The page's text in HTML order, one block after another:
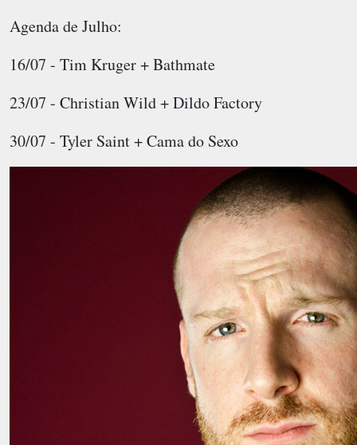
Agenda de Julho:
16/07 - Tim Kruger + Bathmate
23/07 - Christian Wild + Dildo Factory
30/07 - Tyler Saint + Cama do Sexo